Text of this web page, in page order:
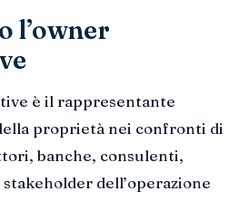
l’owner
è il rappresentante
proprietà nei confronti di
banche, consulenti,
dell’operazione